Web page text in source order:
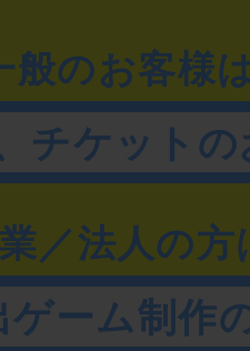
のお客様
チケット
／法人の方
ゲーム制作